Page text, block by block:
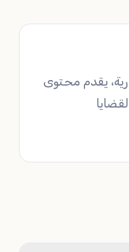
يقدم محتوى